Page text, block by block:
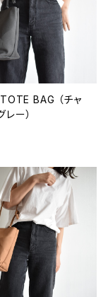
BAG （チャ
ー）